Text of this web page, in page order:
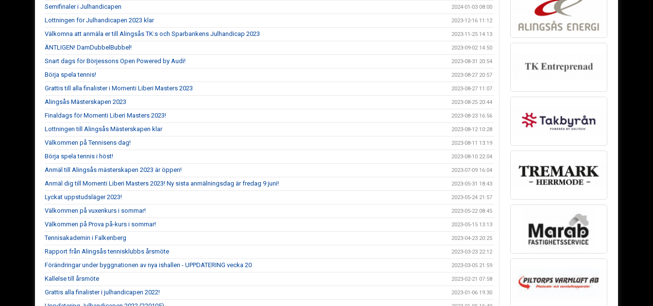
Semifinaler i Julhandicapen 2024-01-03 08:00
Lottningen för Julhandicapen 2023 klar 2023-12-16 11:12
Välkomna att anmäla er till Alingsås TK:s och Sparbankens Julhandicap 2023 2023-11-25 14:13
ÄNTLIGEN! DamDubbelBubbel! 2023-09-02 14:50
Snart dags för Börjessons Open Powered by Audi! 2023-08-31 20:54
Börja spela tennis! 2023-08-27 20:57
Grattis till alla finalister i Momenti Liberi Masters 2023 2023-08-27 11:07
Alingsås Mästerskapen 2023 2023-08-25 20:44
Finaldags för Momenti Liberi Masters 2023! 2023-08-23 16:56
Lottningen till Alingsås Mästerskapen klar 2023-08-12 10:28
Välkommen på Tennisens dag! 2023-08-11 13:19
Börja spela tennis i höst! 2023-08-10 22:04
Anmäl till Alingsås mästerskapen 2023 är öppen! 2023-07-09 16:04
Anmäl dig till Momenti Liberi Masters 2023! Ny sista anmälningsdag är fredag 9 juni! 2023-05-31 18:43
Lyckat uppstudsläger 2023! 2023-05-24 21:57
Välkommen på vuxenkurs i sommar! 2023-05-22 08:45
Välkommen på Prova på-kurs i sommar! 2023-05-15 13:13
Tennisakademin i Falkenberg 2023-04-23 20:25
Rapport från Alingsås tennisklubbs årsmöte 2023-03-23 22:12
Förändringar under byggnationen av nya ishallen - UPPDATERING vecka 20 2023-03-05 21:59
Kallelse till årsmöte 2023-02-21 07:58
Grattis alla finalister i julhandicapen 2022! 2023-01-06 19:30